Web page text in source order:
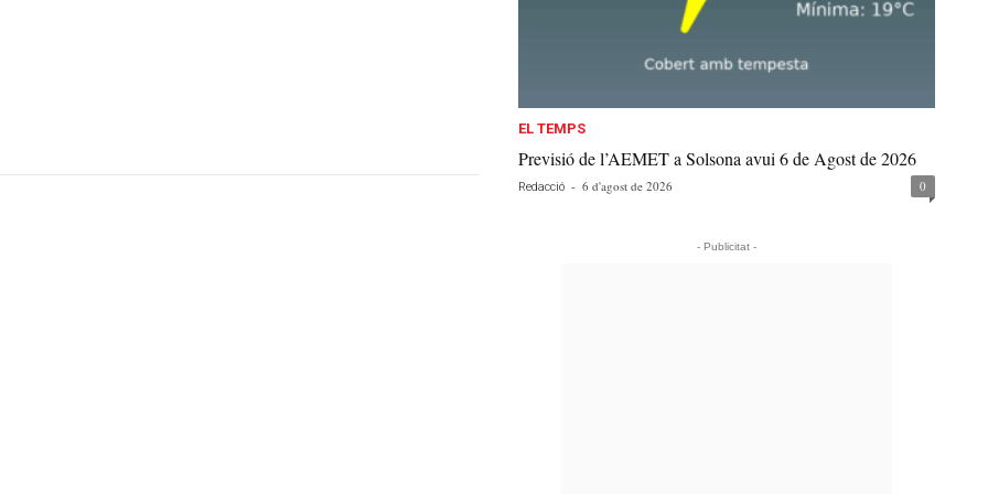
EL TEMPS
Previsió de l’AEMET a Solsona avui 6 de Agost de 2026
Redacció - 6 d'agost de 2026 0
- Publicitat -